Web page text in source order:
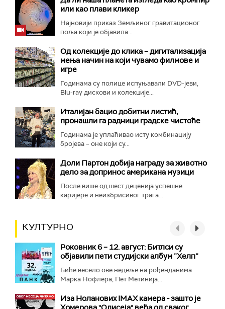
или као плави кликер
Најновији приказ Земљиног гравитационог
поља који је објавила...
Од колекције до клика – дигитализација
мења начин на који чувамо филмове и
игре
Годинама су полице испуњавали DVD-јеви,
Blu-ray дискови и колекције...
Италијан бацио добитни листић,
пронашли га радници градске чистоће
Годинама је уплаћивао исту комбинацију
бројева – оне који су...
Доли Партон добија награду за животно
дело за допринос американа музици
После више од шест деценија успешне
каријере и неизбрисивог трага...
КУЛТУРНО
Роковник 6 – 12. август: Битлси су
објавили пети студијски албум ”Хелп”
Биће весело ове недеље на рођенданима
Марка Нофлера, Пет Метинија...
Иза Ноланових IMAX камера - зашто је